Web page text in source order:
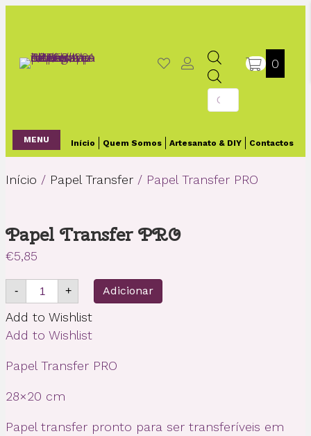
Products
search
0
MENU Início Quem Somos Artesanato & DIY Contactos
Início / Papel Transfer / Papel Transfer PRO
Papel Transfer PRO
€5,85
-
Quantidade
Papel
Transfer
PRO
+ Adicionar
Add to Wishlist
Add to Wishlist
Papel Transfer PRO
28×20 cm
Papel transfer pronto para ser transferíveis em